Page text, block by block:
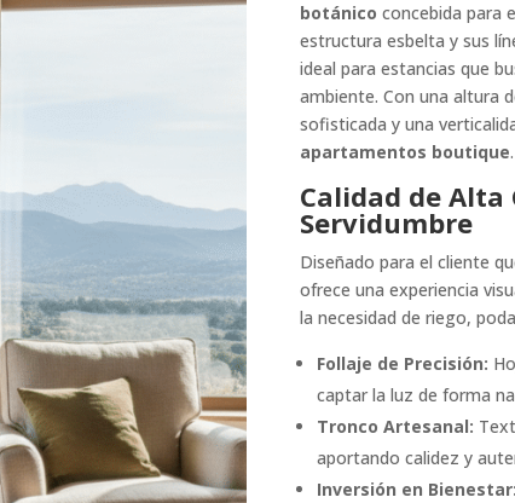
botánico concebida para
estructura esbelta y sus
ideal para estancias que
ambiente. Con una altura
sofisticada y una
apartamentos boutique.
Calidad de Alta
Servidumbre
Diseñado para el cliente
ofrece una experiencia
la necesidad de riego,
Follaje de Precisión:
captar la luz de forma
Tronco Artesanal:
aportando calidez y
Inversión en Bienestar: